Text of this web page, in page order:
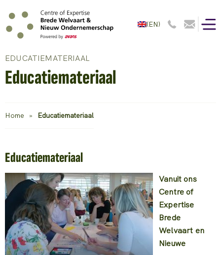
(EN)
EDUCATIEMATERIAAL
Educatiemateriaal
Home » Educatiemateriaal
Educatiemateriaal
Vanuit ons
Centre of
Expertise
Brede
Welvaart en
Nieuwe